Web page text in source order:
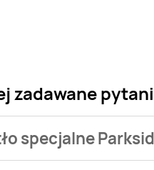
zadawane
specjalne